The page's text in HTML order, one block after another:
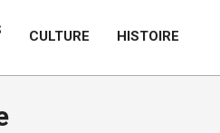
CULTURE HISTOIRE